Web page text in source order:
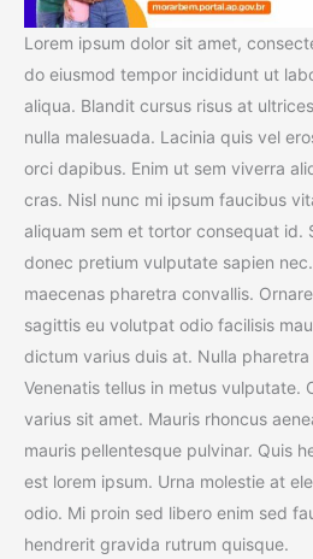
Lorem ipsum dolor sit amet,
do eiusmod tempor incididunt ut
aliqua. Blandit cursus risus at
nulla malesuada. Lacinia quis vel
orci dapibus. Enim ut sem viverra
cras. Nisl nunc mi ipsum faucibus
aliquam sem et tortor consequat id.
donec pretium vulputate sapien
maecenas pharetra convallis.
sagittis eu volutpat odio facilisis
dictum varius duis at. Nulla
Venenatis tellus in metus vulputate.
varius sit amet. Mauris rhoncus
mauris pellentesque pulvinar. Quis
est lorem ipsum. Urna molestie at
odio. Mi proin sed libero enim sed
hendrerit gravida rutrum quisque.